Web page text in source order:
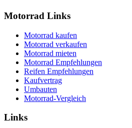
Motorrad Links
Motorrad kaufen
Motorrad verkaufen
Motorrad mieten
Motorrad Empfehlungen
Reifen Empfehlungen
Kaufvertrag
Umbauten
Motorrad-Vergleich
Links